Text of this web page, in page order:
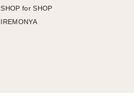
SHOP for SHOP
IREMONYA